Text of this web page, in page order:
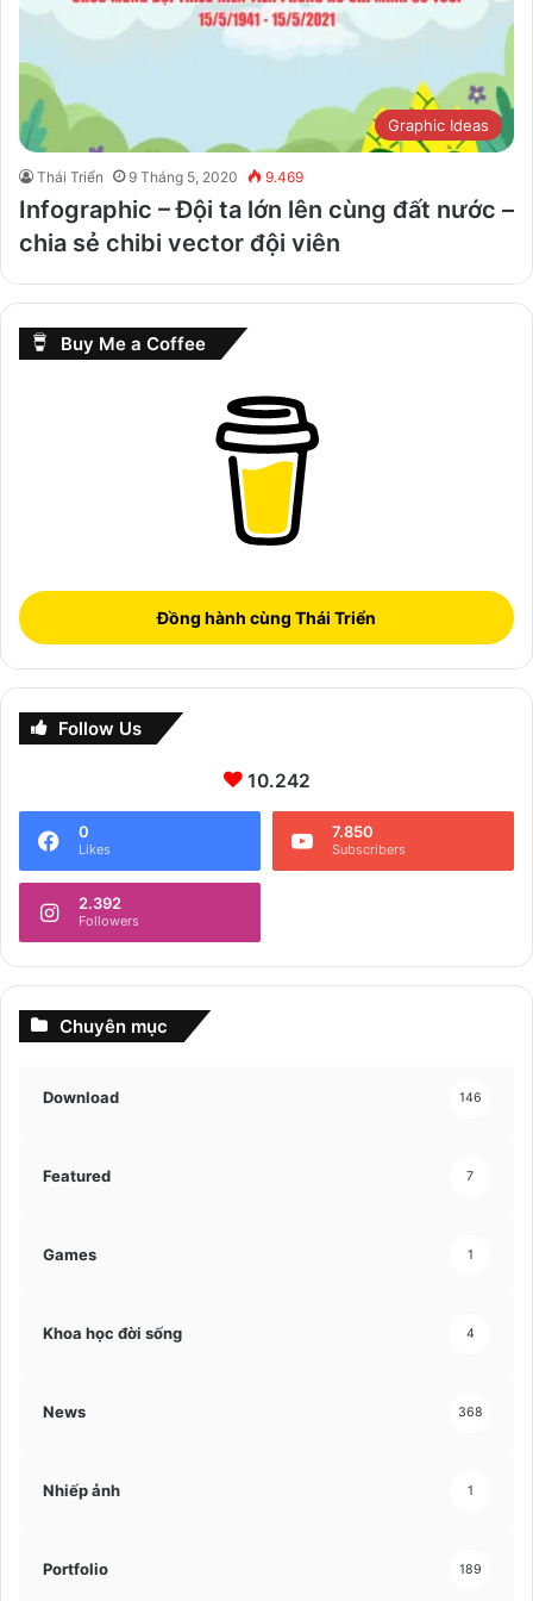
Graphic Ideas
Thái Triển 9 Tháng 5, 2020 9.469
Infographic – Đội ta lớn lên cùng đất nước –
chia sẻ chibi vector đội viên
Buy Me a Coffee
Đồng hành cùng Thái Triển
Follow Us
10.242
0
Likes
7.850
Subscribers
2.392
Followers
Chuyên mục
Download 146
Featured 7
Games 1
Khoa học đời sống 4
News 368
Nhiếp ảnh 1
Portfolio 189